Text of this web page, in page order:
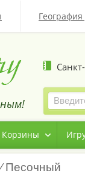
География
Корзины
Песочный